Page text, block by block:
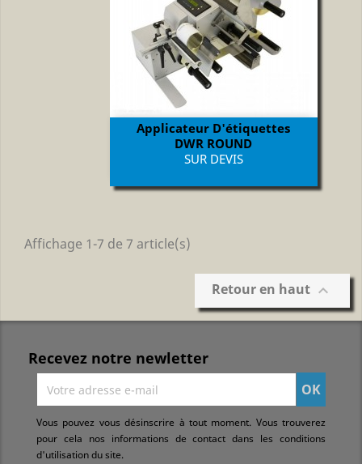
Applicateur D'étiquettes
DWR ROUND
Prix
SUR DEVIS
Affichage 1-7 de 7 article(s)
Retour en haut 
Recevez notre newletter
Vous pouvez vous désinscrire à tout moment. Vous trouverez
pour cela nos informations de contact dans les conditions
d'utilisation du site.